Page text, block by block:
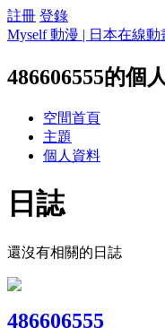
註冊 登錄
Myself 動漫 | 日本在線
486606555的個
空間首頁
主題
個人資料
日誌
還沒有相關的日誌
486606555